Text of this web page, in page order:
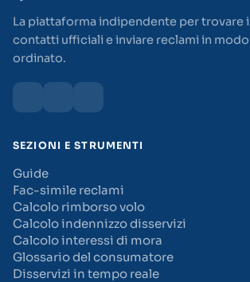
La piattaforma indipendente per trovare i
contatti ufficiali e inviare reclami in modo
ordinato.
SEZIONI E STRUMENTI
Guide
Fac-simile reclami
Calcolo rimborso volo
Calcolo indennizzo disservizi
Calcolo interessi di mora
Glossario del consumatore
Disservizi in tempo reale